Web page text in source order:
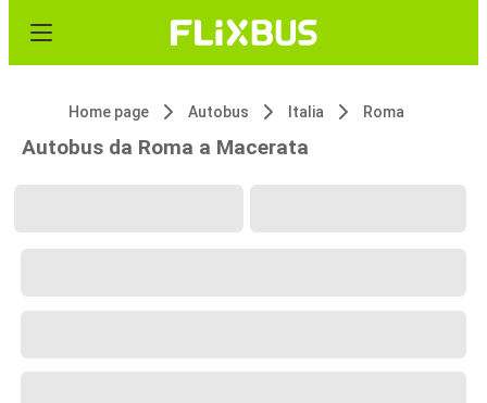
Home page Autobus Italia Roma
Autobus da Roma a Macerata